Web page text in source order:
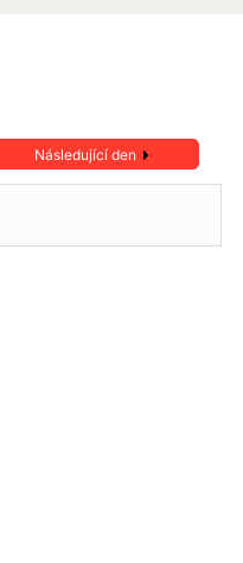
Následující den